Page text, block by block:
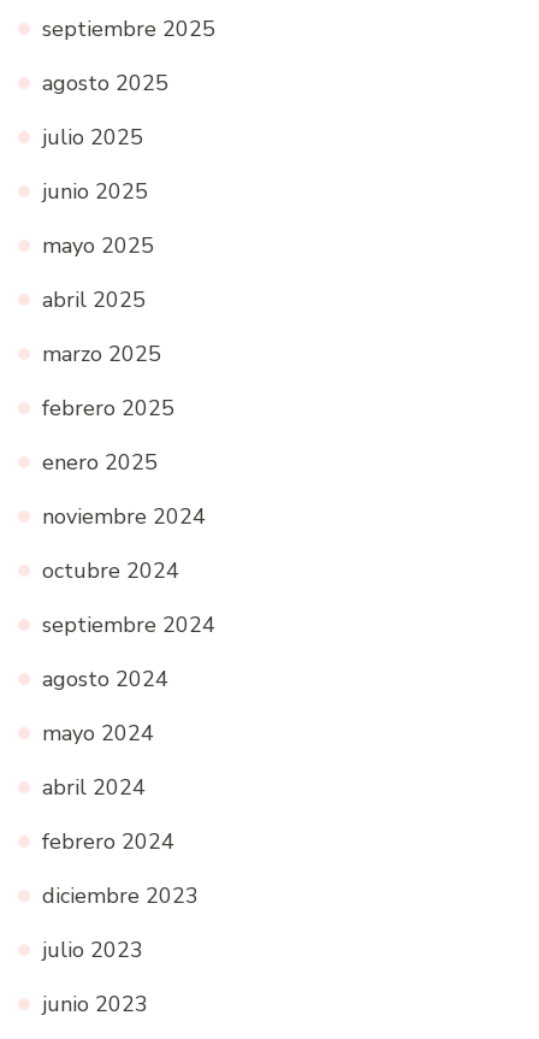
septiembre 2025
agosto 2025
julio 2025
junio 2025
mayo 2025
abril 2025
marzo 2025
febrero 2025
enero 2025
noviembre 2024
octubre 2024
septiembre 2024
agosto 2024
mayo 2024
abril 2024
febrero 2024
diciembre 2023
julio 2023
junio 2023